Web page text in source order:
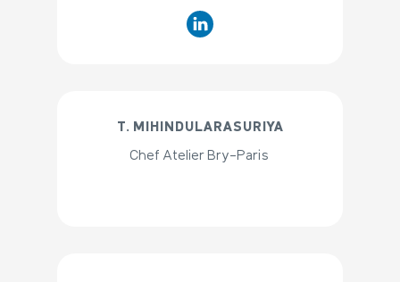
T. MIHINDULARASURIYA
Chef Atelier Bry-Paris